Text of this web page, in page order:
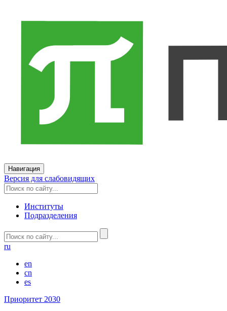
Навигация
Версия для слабовидящих
Институты
Подразделения
ru
en
cn
es
Приоритет 2030